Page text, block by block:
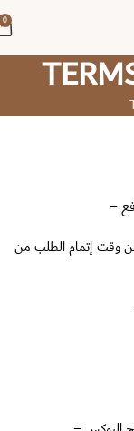
0
–
وقت إتمام الطلب من